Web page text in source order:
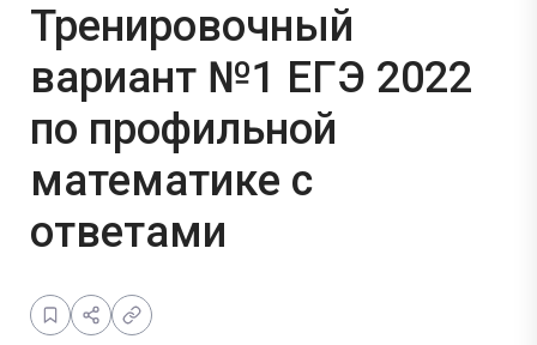
Тренировочный
вариант №1 ЕГЭ 2022
по профильной
математике с
ответами